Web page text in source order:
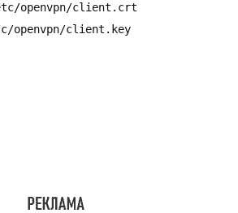
etc/openvpn/client.crt
etc/openvpn/client.key